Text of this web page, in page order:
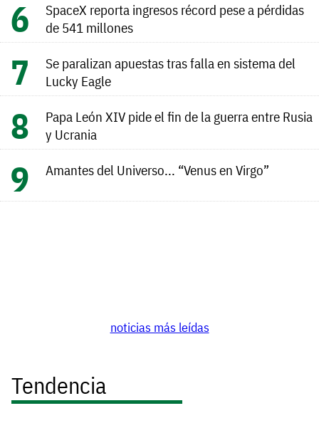
SpaceX reporta ingresos récord pese a pérdidas
de 541 millones
Se paralizan apuestas tras falla en sistema del
Lucky Eagle
Papa León XIV pide el fin de la guerra entre Rusia
y Ucrania
Amantes del Universo... “Venus en Virgo”
noticias más leídas
Tendencia